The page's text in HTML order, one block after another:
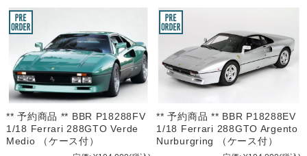
** 予約商品 ** BBR P18288FV
1/18 Ferrari 288GTO Verde
Medio （ケース付）
** 予約商品 ** BBR P18288EV
1/18 Ferrari 288GTO Argento
Nurburgring （ケース付）